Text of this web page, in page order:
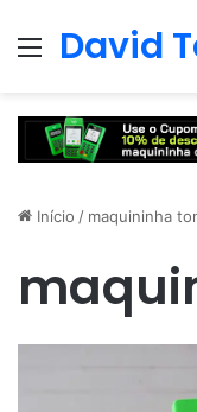
Menu
David
Início / maquininha